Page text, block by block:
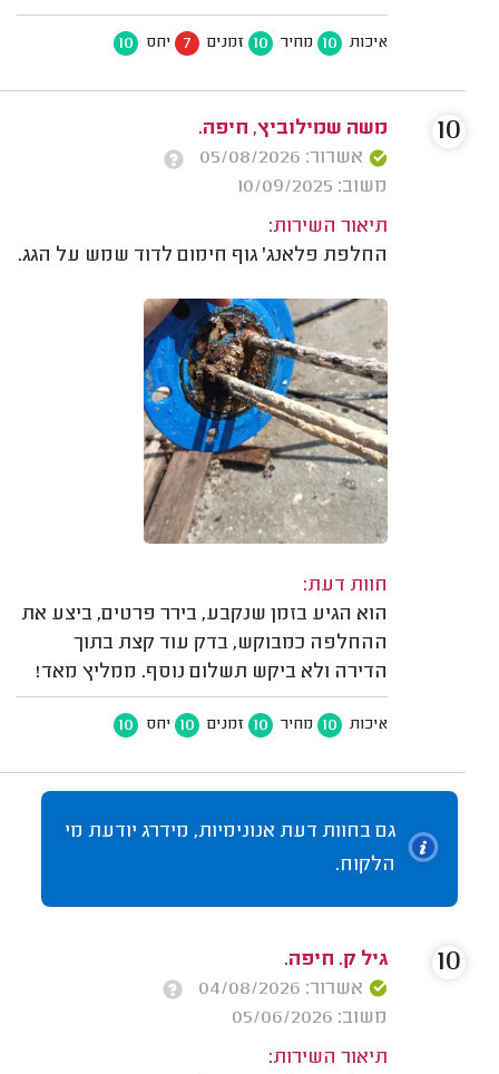
איכות 10 מחיר 10 זמנים 7 יחס 10
משה שמילוביץ, חיפה.
אשרור: 05/08/2026
משוב: 10/09/2025
תיאור השירות:
החלפת פלאנג' גוף חימום לדוד שמש על הגג.
חוות דעת:
הוא הגיע בזמן שנקבע, בירר פרטים, ביצע את
ההחלפה כמבוקש, בדק עוד קצת בתוך
הדירה ולא ביקש תשלום נוסף. ממליץ מאד!
איכות 10 מחיר 10 זמנים 10 יחס 10
10
גם בחוות דעת אנונימיות, מידרג יודעת מי
הלקוח.
גיל ק. חיפה.
אשרור: 04/08/2026
משוב: 05/06/2026
תיאור השירות:
10